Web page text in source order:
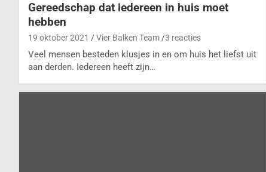
Gereedschap dat iedereen in huis moet
hebben
19 oktober 2021 Vier Balken Team 3 reacties
Veel mensen besteden klusjes in en om huis het liefst uit
aan derden. Iedereen heeft zijn…